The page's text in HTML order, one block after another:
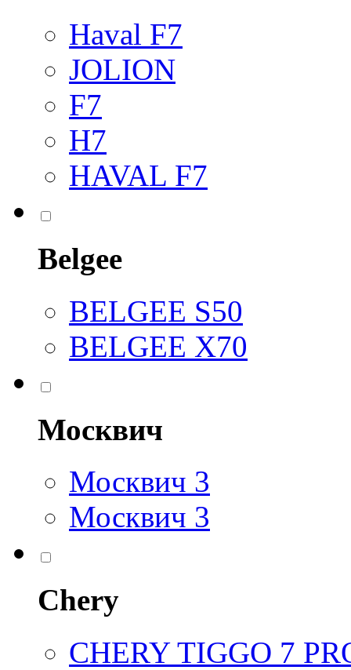
Haval F7
JOLION
F7
H7
HAVAL F7
Belgee
BELGEE S50
BELGEE X70
Москвич
Москвич 3
Москвич 3
Chery
CHERY TIGGO 7